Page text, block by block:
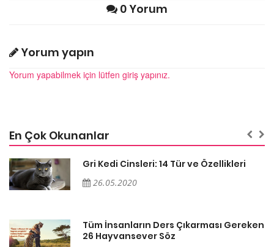
0 Yorum
Yorum yapın
Yorum yapabilmek için lütfen giriş yapınız.
En Çok Okunanlar
Gri Kedi Cinsleri: 14 Tür ve Özellikleri
26.05.2020
Tüm İnsanların Ders Çıkarması Gereken
26 Hayvansever Söz